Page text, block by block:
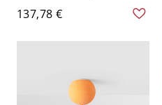
Schlafzimmerlampe mit
Messingfinish - Orange
110V-120V 22,86 cm
137,78 €